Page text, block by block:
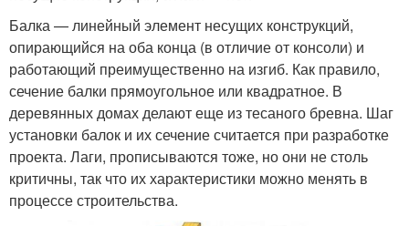
Балка — линейный элемент несущих конструкций,
опирающийся на оба конца (в отличие от консоли) и
работающий преимущественно на изгиб. Как правило,
сечение балки прямоугольное или квадратное. В
деревянных домах делают еще из тесаного бревна. Шаг
установки балок и их сечение считается при разработке
проекта. Лаги, прописываются тоже, но они не столь
критичны, так что их характеристики можно менять в
процессе строительства.